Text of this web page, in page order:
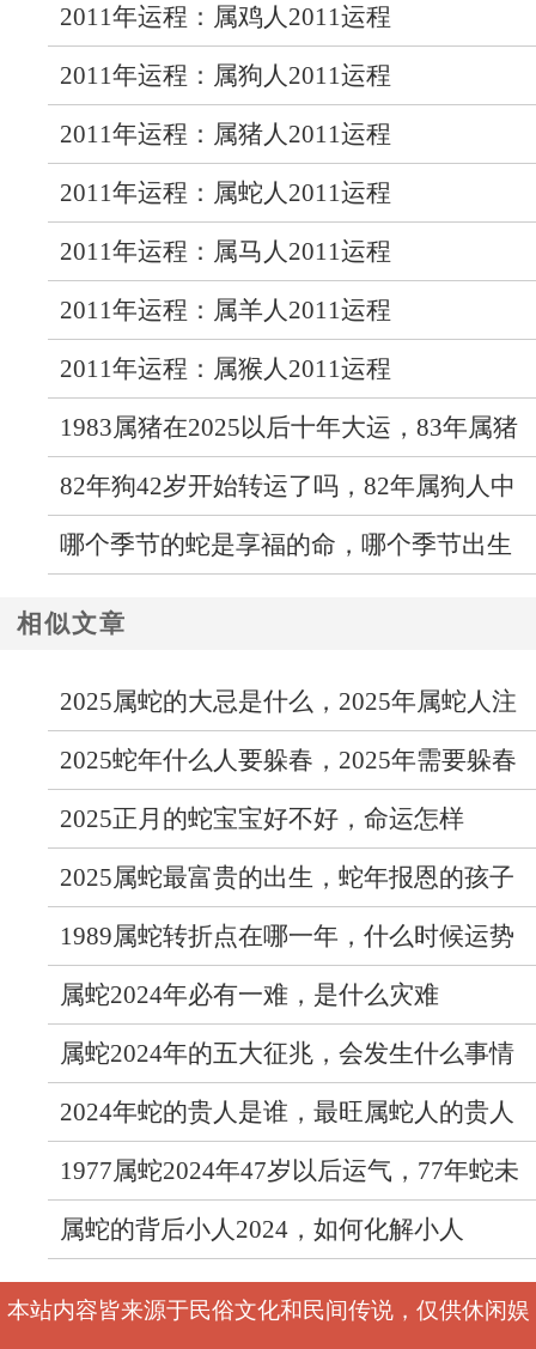
2011年运程：属鸡人2011运程
2011年运程：属狗人2011运程
2011年运程：属猪人2011运程
2011年运程：属蛇人2011运程
2011年运程：属马人2011运程
2011年运程：属羊人2011运程
2011年运程：属猴人2011运程
1983属猪在2025以后十年大运，83年属猪
人未来十年运气
82年狗42岁开始转运了吗，82年属狗人中
年运势走向如何
哪个季节的蛇是享福的命，哪个季节出生
相似文章
2025属蛇的大忌是什么，2025年属蛇人注
意事项
2025蛇年什么人要躲春，2025年需要躲春
的属相和时间
2025正月的蛇宝宝好不好，命运怎样
2025属蛇最富贵的出生，蛇年报恩的孩子
几月出生
1989属蛇转折点在哪一年，什么时候运势
转变
属蛇2024年必有一难，是什么灾难
属蛇2024年的五大征兆，会发生什么事情
2024年蛇的贵人是谁，最旺属蛇人的贵人
属相
1977属蛇2024年47岁以后运气，77年蛇未
来运势如何
属蛇的背后小人2024，如何化解小人
本站内容皆来源于民俗文化和民间传说，仅供休闲娱